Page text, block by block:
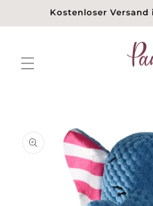
Inhalt
Kostenloser